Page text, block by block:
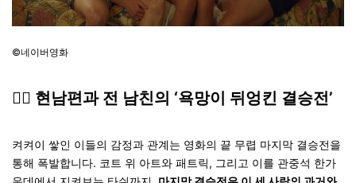
©네이버영화
❤️‍🔥 현남편과 전 남친의 ‘욕망이 뒤엉킨 결승전’
켜켜이 쌓인 이들의 감정과 관계는 영화의 끝 무렵 마지막 결승전을
통해 폭발합니다. 코트 위 아트와 패트릭, 그리고 이를 관중석 한가